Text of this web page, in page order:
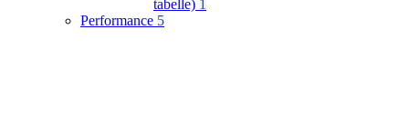
tabelle) 1
Performance 5